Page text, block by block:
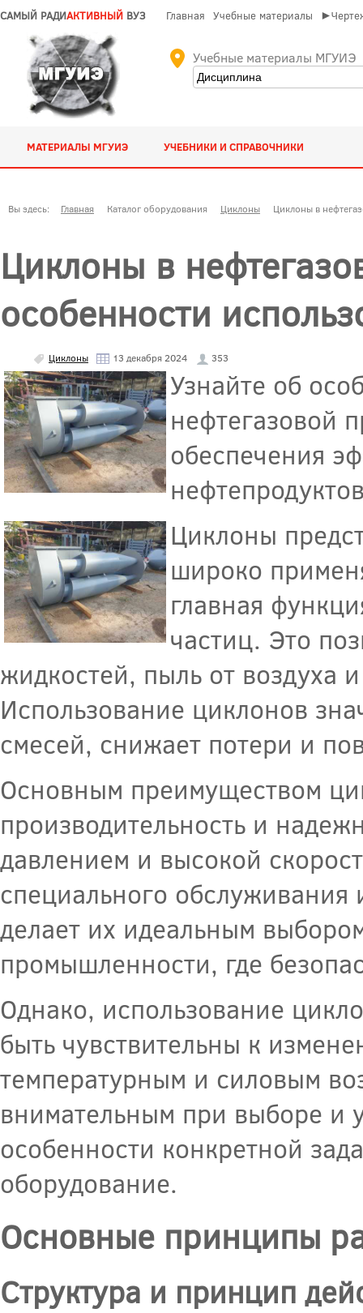
САМЫЙ РАДИАКТИВНЫЙ ВУЗ Главная Учебные материалы
Учебные материалы МГУИЭ
МАТЕРИАЛЫ МГУИЭ УЧЕБНИКИ И СПРАВОЧНИКИ
Вы здесь: Главная Каталог оборудования Циклоны Циклоны в
Циклоны в
особенности
Циклоны 13 декабря 2024 353
Узнайте об
нефтегазовой
обеспечения
Циклоны
широко
главная
частиц. Это
жидкостей, пыль от воздуха
Использование циклонов
смесей, снижает потери и
Основным преимуществом
производительность и
давлением и высокой
специального обслуживания
делает их идеальным
промышленности, где
Однако, использование
быть чувствительны к
температурным и силовым
внимательным при выборе и
особенности конкретной
оборудование.
Основные принципы
Структура и принцип